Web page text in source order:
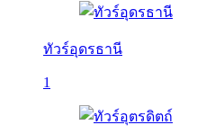
ทัวร์อุดรธานี
1